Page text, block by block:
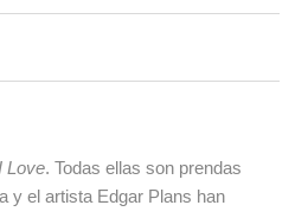
Love. Todas ellas son prendas
y el artista Edgar Plans han